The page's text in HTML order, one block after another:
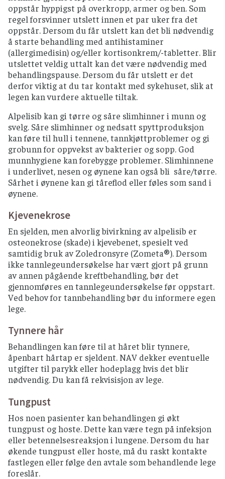
oppstår hyppigst på overkropp, armer og ben. Som
regel forsvinner utslett innen et par uker fra det
oppstår. Dersom du får utslett kan det bli nødvendig
å starte behandling med antihistaminer
(allergimedisin) og/eller kortisonkrem/-tabletter. Blir
utslettet veldig uttalt kan det være nødvendig med
behandlingspause. Dersom du får utslett er det
derfor viktig at du tar kontakt med sykehuset, slik at
legen kan vurdere aktuelle tiltak.
Alpelisib kan gi tørre og såre slimhinner i munn og
svelg. Såre slimhinner og nedsatt spyttproduksjon
kan føre til hull i tennene, tannkjøttproblemer og gi
grobunn for oppvekst av bakterier og sopp. God
munnhygiene kan forebygge problemer. Slimhinnene
i underlivet, nesen og øynene kan også bli såre/tørre.
Sårhet i øynene kan gi tåreflod eller føles som sand i
øynene.
Kjevenekrose
En sjelden, men alvorlig bivirkning av alpelisib er
osteonekrose (skade) i kjevebenet, spesielt ved
samtidig bruk av Zoledronsyre (Zometa®). Dersom
ikke tannlegeundersøkelse har vært gjort på grunn
av annen pågående kreftbehandling, bør det
gjennomføres en tannlegeundersøkelse før oppstart.
Ved behov for tannbehandling bør du informere egen
lege.
Tynnere hår
Behandlingen kan føre til at håret blir tynnere,
åpenbart hårtap er sjeldent. NAV dekker eventuelle
utgifter til parykk eller hodeplagg hvis det blir
nødvendig. Du kan få rekvisisjon av lege.
Tungpust
Hos noen pasienter kan behandlingen gi økt
tungpust og hoste. Dette kan være tegn på infeksjon
eller betennelsesreaksjon i lungene. Dersom du har
økende tungpust eller hoste, må du raskt kontakte
fastlegen eller følge den avtale som behandlende lege
foreslår.